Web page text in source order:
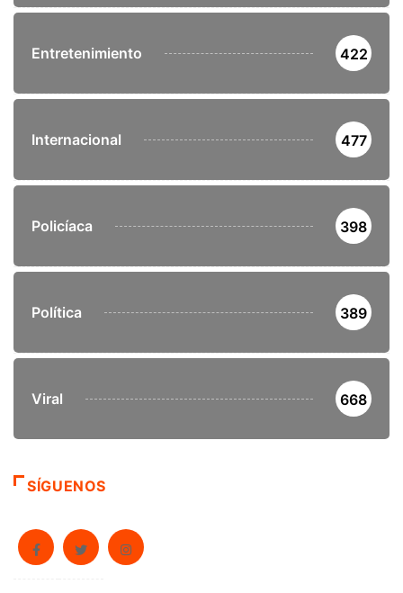
Entretenimiento 422
Internacional 477
Policíaca 398
Política 389
Viral 668
SÍGUENOS